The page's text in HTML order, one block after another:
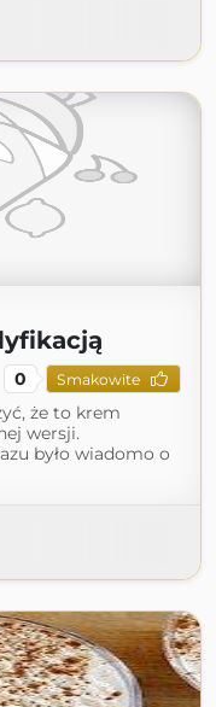
0 Smakowite
że to krem
wersji.
było wiadomo o